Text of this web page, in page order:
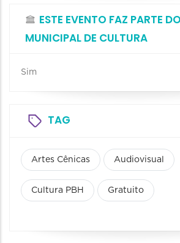
ESTE EVENTO FAZ PARTE
MUNICIPAL DE CULTURA
Sim
TAG
Artes Cênicas Audiovisual
Cultura PBH Gratuito